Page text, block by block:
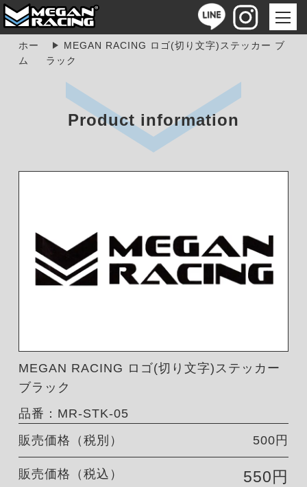
ホー
ム
MEGAN RACING ロゴ(切り文字)ステッカー ブ
ラック
Product information
MEGAN RACING ロゴ(切り文字)ステッカー
ブラック
品番：MR-STK-05
販売価格（税別）
500円
販売価格（税込） 550円